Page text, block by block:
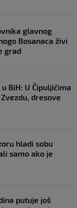
glavnog
Bosanaca živi
grad
BiH: U Čipuljićima
dresove
hladi sobu
samo ako je
putuje još